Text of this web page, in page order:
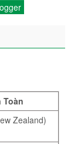
Toàn
Zealand)